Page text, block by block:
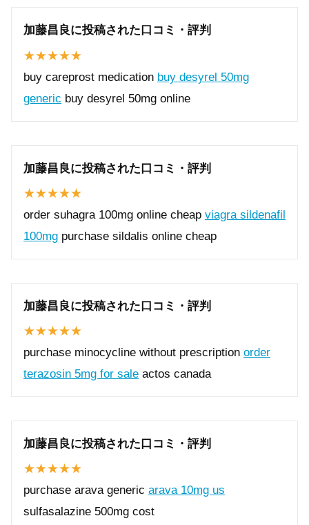
加藤昌良に投稿された口コミ・評判
buy careprost medication buy desyrel 50mg
generic buy desyrel 50mg online
加藤昌良に投稿された口コミ・評判
order suhagra 100mg online cheap viagra sildenafil
100mg purchase sildalis online cheap
加藤昌良に投稿された口コミ・評判
purchase minocycline without prescription order
terazosin 5mg for sale actos canada
加藤昌良に投稿された口コミ・評判
purchase arava generic arava 10mg us
sulfasalazine 500mg cost